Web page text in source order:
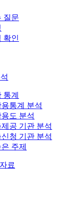
질문
확인
통계
통계 분석
도 분석
공 기관 분석
청 기관 분석
주제
료